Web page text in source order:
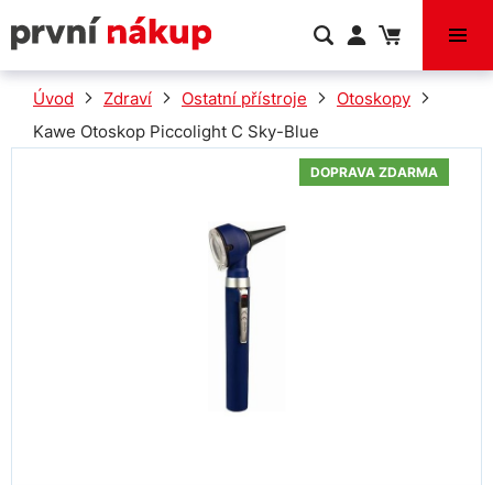
VÝPRODEJ
Úvod Zdraví Ostatní přístroje
Otoskopy
Kawe Otoskop Piccolight C Sky-Blue
DOPRAVA ZDARMA